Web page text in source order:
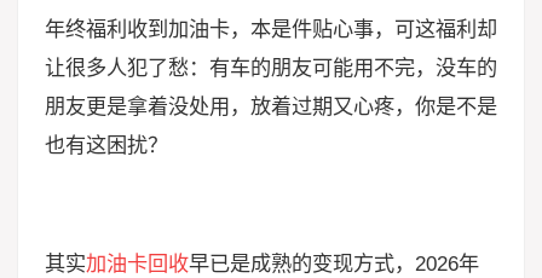
年终福利收到加油卡，本是件贴心事，可这福利却
让很多人犯了愁：有车的朋友可能用不完，没车的
朋友更是拿着没处用，放着过期又心疼，你是不是
也有这困扰？
其实加油卡回收早已是成熟的变现方式，2026年